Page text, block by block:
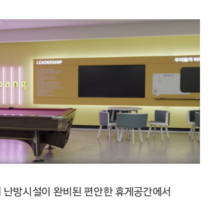
방시설이 완비된 편안한 휴게공간에서